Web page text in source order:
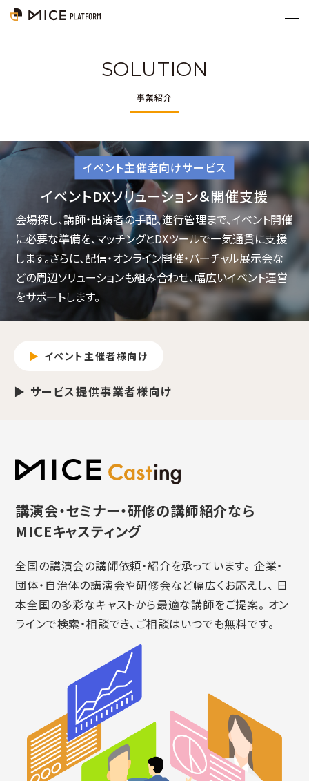
SOLUTION
事業紹介
イベント主催者向けサービス
イベントDXソリューション＆開催支援
会場探し、講師・出演者の手配、進行管理まで、イベント開催
に必要な準備を、マッチングとDXツールで一気通貫に支援
します。さらに、配信・オンライン開催・バーチャル展示会な
どの周辺ソリューションも組み合わせ、幅広いイベント運営
をサポートします。
イベント主催者様向け
サービス提供事業者様向け
講演会・セミナー・研修の講師紹介なら
MICEキャスティング
全国の講演会の講師依頼・紹介を承っています。 企業・
団体・自治体の講演会や研修会など幅広くお応えし、 日
本全国の多彩なキャストから最適な講師をご提案。 オン
ラインで検索・相談でき、ご相談はいつでも無料です。